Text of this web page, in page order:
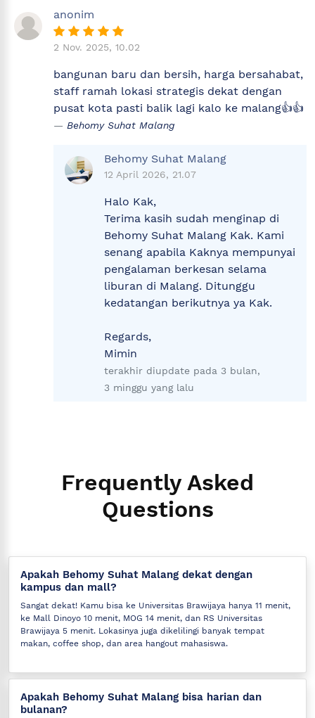
anonim
2 Nov. 2025, 10.02
bangunan baru dan bersih, harga bersahabat,
staff ramah lokasi strategis dekat dengan
pusat kota pasti balik lagi kalo ke malang👍👍
Behomy Suhat Malang
Behomy Suhat Malang
12 April 2026, 21.07
Halo Kak,
Terima kasih sudah menginap di
Behomy Suhat Malang Kak. Kami
senang apabila Kaknya mempunyai
pengalaman berkesan selama
liburan di Malang. Ditunggu
kedatangan berikutnya ya Kak.
Regards,
Mimin
terakhir diupdate pada 3 bulan,
3 minggu yang lalu
Frequently Asked
Questions
Apakah Behomy Suhat Malang dekat dengan
kampus dan mall?
Sangat dekat! Kamu bisa ke Universitas Brawijaya hanya 11 menit,
ke Mall Dinoyo 10 menit, MOG 14 menit, dan RS Universitas
Brawijaya 5 menit. Lokasinya juga dikelilingi banyak tempat
makan, coffee shop, dan area hangout mahasiswa.
Apakah Behomy Suhat Malang bisa harian dan
bulanan?